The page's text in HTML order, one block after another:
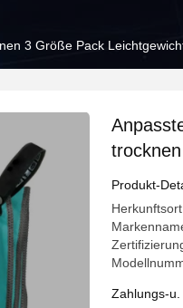
3 Größe Pack
Produkt-
Zahlungs-